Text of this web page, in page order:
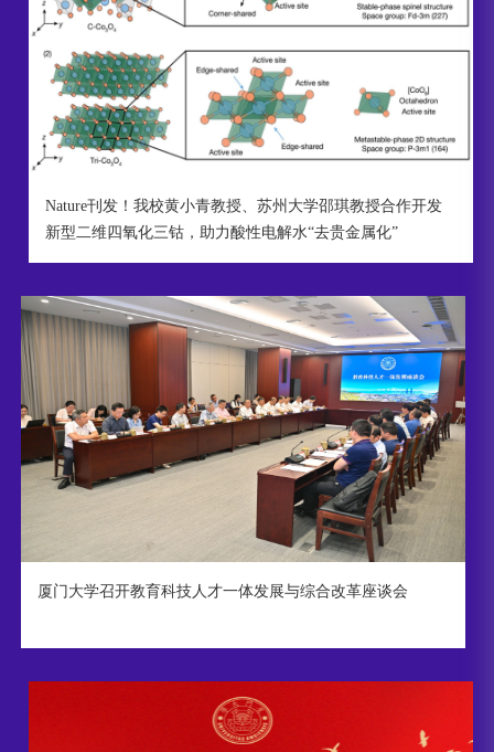
Nature刊发！我校黄小青教授、苏州大学邵琪教授合作开发
新型二维四氧化三钴，助力酸性电解水“去贵金属化”
厦门大学召开教育科技人才一体发展与综合改革座谈会